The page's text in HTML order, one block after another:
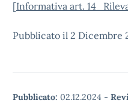
[Informativa art.
Pubblicato il 2 Dicembre
Pubblicato: 02.12.2024 -